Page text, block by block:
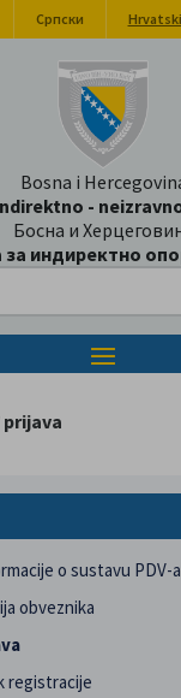
Српски Hrvatski
Bosna i
-
Босна и
за индиректно
prijava
o sustavu PDV-a
obveznika
registracije